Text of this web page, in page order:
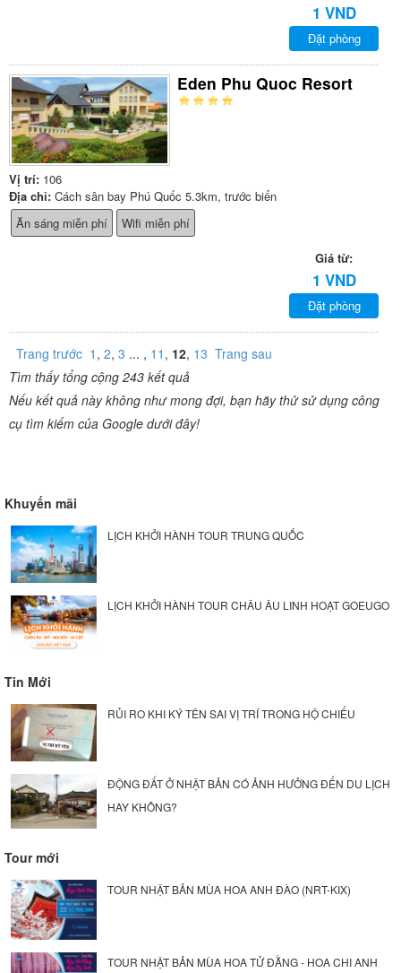
1 VND
Đặt phòng
Eden Phu Quoc Resort
Vị trí: 106
Địa chỉ: Cách sân bay Phú Quốc 5.3km, trước biển
Ăn sáng miễn phí
Wifi miễn phí
Giá từ:
1 VND
Đặt phòng
Trang trước 1 , 2, 3 ... , 11 , 12, 13 Trang sau
Tìm thấy tổng cộng 243 kết quả
Nếu kết quả này không như mong đợi, bạn hãy thử sử dụng công
cụ tìm kiếm của Google dưới đây!
Khuyến mãi
LỊCH KHỞI HÀNH TOUR TRUNG QUỐC
LỊCH KHỞI HÀNH TOUR CHÂU ÂU LINH HOẠT GOEUGO
Tin Mới
RỦI RO KHI KÝ TÊN SAI VỊ TRÍ TRONG HỘ CHIẾU
ĐỘNG ĐẤT Ở NHẬT BẢN CÓ ẢNH HƯỞNG ĐẾN DU LỊCH
HAY KHÔNG?
Tour mới
TOUR NHẬT BẢN MÙA HOA ANH ĐÀO (NRT-KIX)
TOUR NHẬT BẢN MÙA HOA TỬ ĐẰNG - HOA CHI ANH